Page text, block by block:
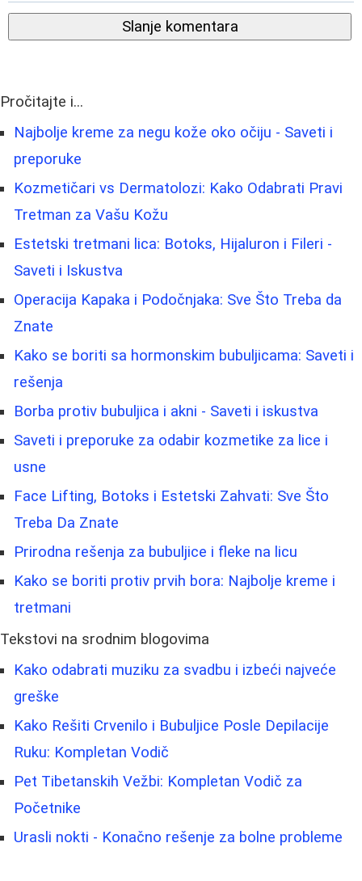
Slanje komentara
Pročitajte i...
Najbolje kreme za negu kože oko očiju - Saveti i
preporuke
Kozmetičari vs Dermatolozi: Kako Odabrati Pravi
Tretman za Vašu Kožu
Estetski tretmani lica: Botoks, Hijaluron i Fileri -
Saveti i Iskustva
Operacija Kapaka i Podočnjaka: Sve Što Treba da
Znate
Kako se boriti sa hormonskim bubuljicama: Saveti i
rešenja
Borba protiv bubuljica i akni - Saveti i iskustva
Saveti i preporuke za odabir kozmetike za lice i
usne
Face Lifting, Botoks i Estetski Zahvati: Sve Što
Treba Da Znate
Prirodna rešenja za bubuljice i fleke na licu
Kako se boriti protiv prvih bora: Najbolje kreme i
tretmani
Tekstovi na srodnim blogovima
Kako odabrati muziku za svadbu i izbeći najveće
greške
Kako Rešiti Crvenilo i Bubuljice Posle Depilacije
Ruku: Kompletan Vodič
Pet Tibetanskih Vežbi: Kompletan Vodič za
Početnike
Urasli nokti - Konačno rešenje za bolne probleme